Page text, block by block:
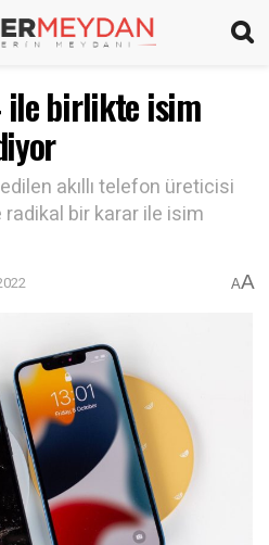
ile birlikte isim
akıllı telefon üreticisi
bir karar ile isim
AA